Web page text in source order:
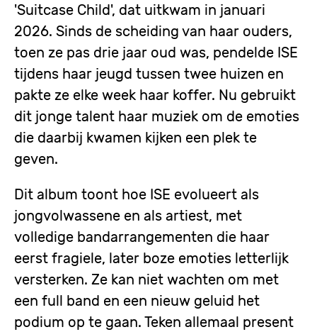
'Suitcase Child', dat uitkwam in januari
2026. Sinds de scheiding van haar ouders,
toen ze pas drie jaar oud was, pendelde ISE
tijdens haar jeugd tussen twee huizen en
pakte ze elke week haar koffer. Nu gebruikt
dit jonge talent haar muziek om de emoties
die daarbij kwamen kijken een plek te
geven.
Dit album toont hoe ISE evolueert als
jongvolwassene en als artiest, met
volledige bandarrangementen die haar
eerst fragiele, later boze emoties letterlijk
versterken. Ze kan niet wachten om met
een full band en een nieuw geluid het
podium op te gaan. Teken allemaal present